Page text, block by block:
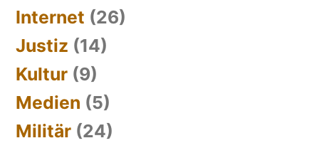
Internet (26)
Justiz (14)
Kultur (9)
Medien (5)
Militär (24)